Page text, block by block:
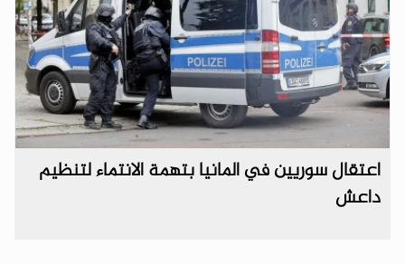
اعتقال سوريين في المانيا بتهمة الانتماء لتنظيم
داعش